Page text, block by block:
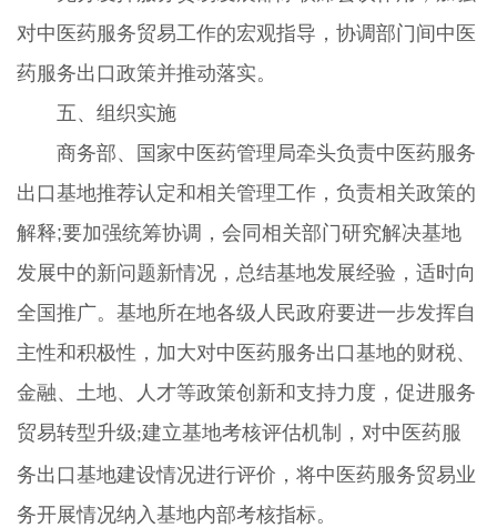
对中医药服务贸易工作的宏观指导，协调部门间中医
药服务出口政策并推动落实。
五、组织实施
商务部、国家中医药管理局牵头负责中医药服务
出口基地推荐认定和相关管理工作，负责相关政策的
解释;要加强统筹协调，会同相关部门研究解决基地
发展中的新问题新情况，总结基地发展经验，适时向
全国推广。基地所在地各级人民政府要进一步发挥自
主性和积极性，加大对中医药服务出口基地的财税、
金融、土地、人才等政策创新和支持力度，促进服务
贸易转型升级;建立基地考核评估机制，对中医药服
务出口基地建设情况进行评价，将中医药服务贸易业
务开展情况纳入基地内部考核指标。